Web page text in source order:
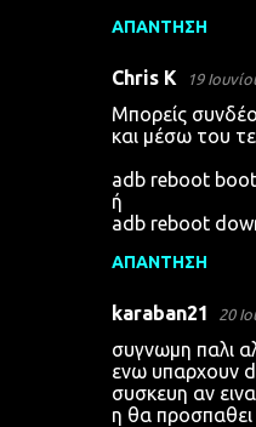
ΑΠΆΝΤΗΣΗ
Chris K 19
Μπορείς
και μέσω του
adb reboot
ή
adb reboot
ΑΠΆΝΤΗΣΗ
karaban21 20
συγνωμη παλι
ενω υπαρχουν
συσκευη αν
η θα προσπαθει